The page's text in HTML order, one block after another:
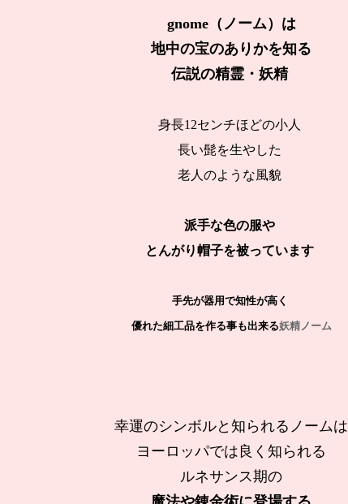
gnome（ノーム）は
地中の宝のありかを知る
伝説の精霊・妖精
身長12センチほどの小人
長い髭を生やした
老人のような風貌
派手な色の服や
とんがり帽子を被っています
手先が器用で知性が高く
優れた細工品を作る事も出来る妖精ノーム
幸運のシンボルと知られるノームは
ヨーロッパでは良く知られる
ルネサンス期の